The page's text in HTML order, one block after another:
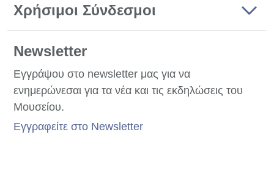
Χρήσιμοι Σύνδεσμοι
Newsletter
Εγγράψου στο newsletter μας για να
ενημερώνεσαι για τα νέα και τις εκδηλώσεις του
Μουσείου.
Εγγραφείτε στο Newsletter